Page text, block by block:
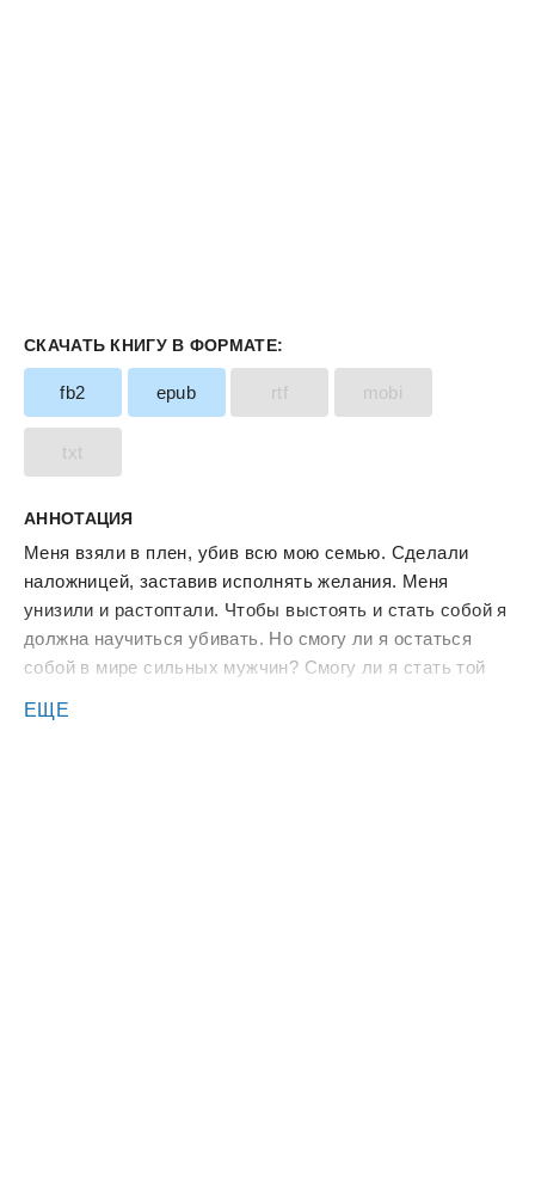
СКАЧАТЬ КНИГУ В ФОРМАТЕ:
fb2 epub rtf mobi
txt
АННОТАЦИЯ
Меня взяли в плен, убив всю мою семью. Сделали
наложницей, заставив исполнять желания. Меня
унизили и растоптали. Чтобы выстоять и стать собой я
должна научиться убивать. Но смогу ли я остаться
собой в мире сильных мужчин? Смогу ли я стать той
города.
ЕЩЕ